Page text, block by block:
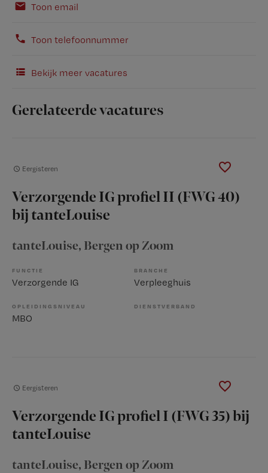
Toon email
Toon telefoonnummer
Bekijk meer vacatures
Gerelateerde vacatures
Eergisteren
Verzorgende IG profiel II (FWG 40)
bij tanteLouise
tanteLouise, Bergen op Zoom
FUNCTIE
Verzorgende IG
BRANCHE
Verpleeghuis
OPLEIDINGSNIVEAU
MBO
DIENSTVERBAND
Eergisteren
Verzorgende IG profiel I (FWG 35) bij
tanteLouise
tanteLouise, Bergen op Zoom